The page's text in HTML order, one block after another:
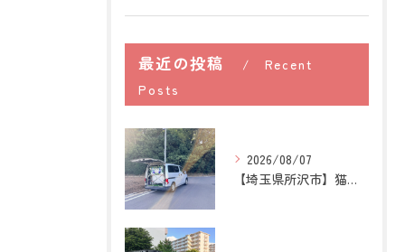
最近の投稿
Recent
Posts
2026/08/07
【埼玉県所沢市】猫の訪問ペット火葬｜お気に入りの場所に姿がな...